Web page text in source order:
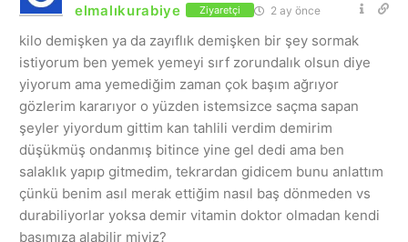
elmalıkurabiye Ziyaretçi 2 ay önce
kilo demişken ya da zayıflık demişken bir şey sormak
istiyorum ben yemek yemeyi sırf zorundalık olsun diye
yiyorum ama yemediğim zaman çok başım ağrıyor
gözlerim kararıyor o yüzden istemsizce saçma sapan
şeyler yiyordum gittim kan tahlili verdim demirim
düşükmüş ondanmış bitince yine gel dedi ama ben
salaklık yapıp gitmedim, tekrardan gidicem bunu anlattım
çünkü benim asıl merak ettiğim nasıl baş dönmeden vs
durabiliyorlar yoksa demir vitamin doktor olmadan kendi
başımıza alabilir miyiz?